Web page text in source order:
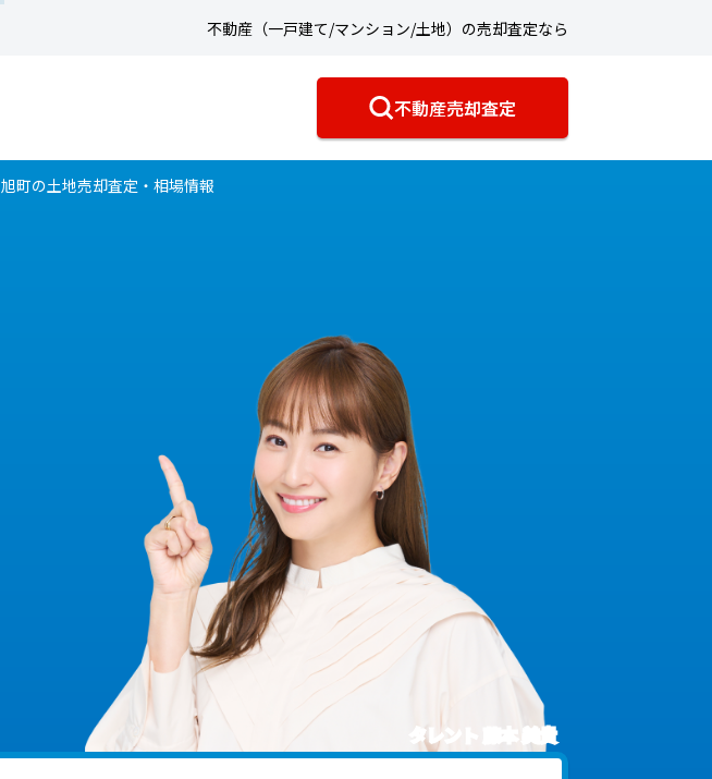
不動産（一戸建て/マンション/土地）の売却査定なら
不動産売却査定
旭町の土地売却査定・相場情報
タレント 藤本 美貴